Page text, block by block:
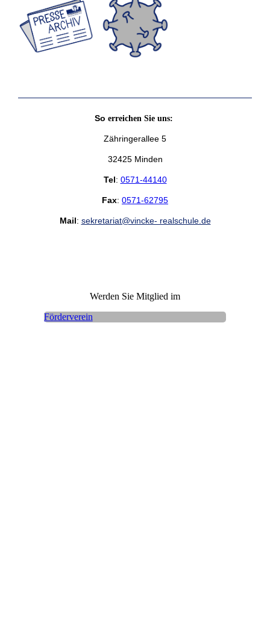
So erreichen Sie uns:
Zähringerallee 5
32425 Minden
Tel: 0571-44140
Fax: 0571-62795
Mail: sekretariat@vincke- realschule.de
Werden Sie Mitglied im
Förderverein